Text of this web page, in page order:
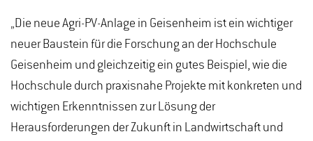
„Die neue Agri-PV-Anlage in Geisenheim ist ein wichtiger
neuer Baustein für die Forschung an der Hochschule
Geisenheim und gleichzeitig ein gutes Beispiel, wie die
Hochschule durch praxisnahe Projekte mit konkreten und
wichtigen Erkenntnissen zur Lösung der
Herausforderungen der Zukunft in Landwirtschaft und